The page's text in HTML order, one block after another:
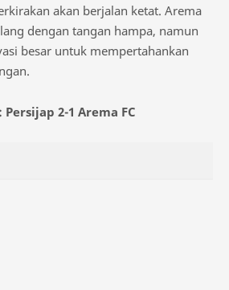
akan berjalan ketat. Arema
dengan tangan hampa, namun
besar untuk mempertahankan
2-1 Arema FC